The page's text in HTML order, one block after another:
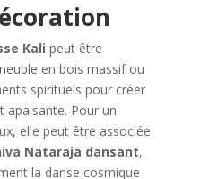
Kali peut être
en bois massif ou
spirituels pour créer
apaisante. Pour un
elle peut être associée
Nataraja dansant,
la danse cosmique